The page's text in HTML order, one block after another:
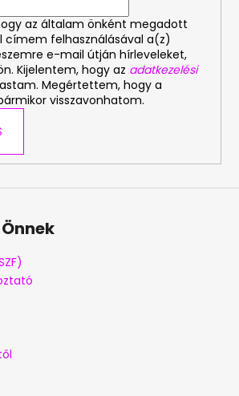
az általam önként megadott
felhasználásával a(z)
e-mail útján hírleveleket,
Kijelentem, hogy az adatkezelési
Megértettem, hogy a
visszavonhatom.